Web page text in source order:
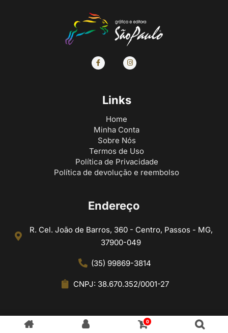
Links
Home
Minha Conta
Sobre Nós
Termos de Uso
Política de Privacidade
Política de devolução e reembolso
Endereço
R. Cel. João de Barros, 360 - Centro, Passos - MG,
37900-049
(35) 99869-3814
CNPJ: 38.670.352/0001-27
0